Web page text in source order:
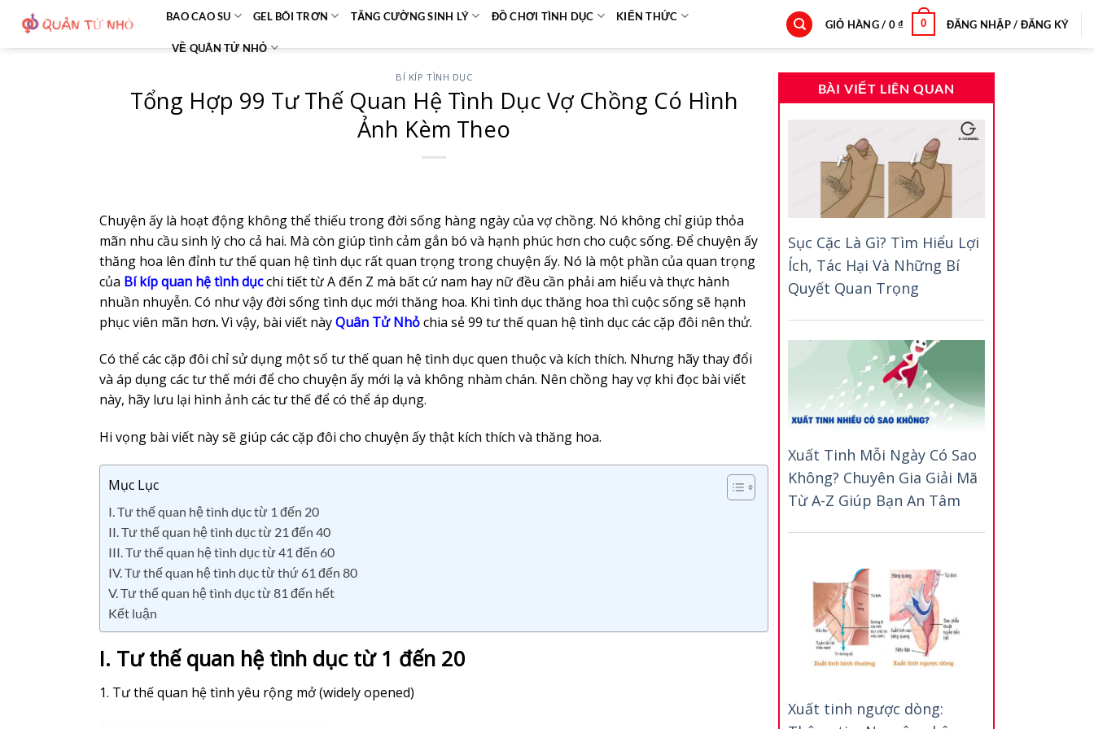
nội
BAO CAO SU GEL BÔI TRƠN TĂNG CƯỜNG SINH LÝ ĐỒ CHƠI TÌNH DỤC KIẾN THỨC
VỀ QUÂN TỬ NHỎ
GIỎ HÀNG / 0₫ 0 ĐĂNG NHẬP / ĐĂNG KÝ
BÍ KÍP TÌNH DỤC
Tổng Hợp 99 Tư Thế Quan Hệ Tình Dục Vợ Chồng Có Hình
Ảnh Kèm Theo
Chuyện ấy là hoạt động không thể thiếu trong đời sống hàng ngày của vợ chồng. Nó không chỉ giúp thỏa
mãn nhu cầu sinh lý cho cả hai. Mà còn giúp tình cảm gắn bó và hạnh phúc hơn cho cuộc sống. Để chuyện ấy
thăng hoa lên đỉnh tư thế quan hệ tình dục rất quan trọng trong chuyện ấy. Nó là một phần của quan trọng
của Bí kíp quan hệ tình dụcchi tiết từ A đến Z mà bất cứ nam hay nữ đều cần phải am hiểu và thực hành
nhuần nhuyễn. Có như vậy đời sống tình dục mới thăng hoa. Khi tình dục thăng hoa thì cuộc sống sẽ hạnh
phục viên mãn hơn.Vì vậy, bài viết nàyQuân Tử Nhỏchia sẻ 99 tư thế quan hệ tình dục các cặp đôi nên thử.
Có thể các cặp đôi chỉ sử dụng một số tư thế quan hệ tình dục quen thuộc và kích thích. Nhưng hãy thay đổi
và áp dụng các tư thế mới để cho chuyện ấy mới lạ và không nhàm chán. Nên chồng hay vợ khi đọc bài viết
này, hãy lưu lại hình ảnh các tư thế để có thể áp dụng.
Hi vọng bài viết này sẽ giúp các cặp đôi cho chuyện ấy thật kích thích và thăng hoa.
Mục Lục
I. Tư thế quan hệ tình dục từ 1 đến 20
II. Tư thế quan hệ tình dục từ 21 đến 40
III. Tư thế quan hệ tình dục từ 41 đến 60
IV. Tư thế quan hệ tình dục từ thứ 61 đến 80
V. Tư thế quan hệ tình dục từ 81 đến hết
Kết luận
I. Tư thế quan hệ tình dục từ 1 đến 20
1. Tư thế quan hệ tình yêu rộng mở (widely opened)
BÀI VIẾT LIÊN QUAN
Sục Cặc Là Gì? Tìm Hiểu Lợi
Ích, Tác Hại Và Những Bí
Quyết Quan Trọng
Xuất Tinh Mỗi Ngày Có Sao
Không? Chuyên Gia Giải Mã
Từ A-Z Giúp Bạn An Tâm
Xuất tinh ngược dòng: